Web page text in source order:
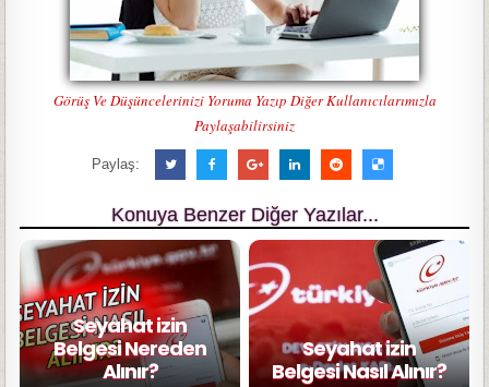
Görüş Ve Düşüncelerinizi Yoruma Yazıp Diğer Kullanıcılarımızla
Paylaşabilirsiniz
Paylaş:
Konuya Benzer Diğer Yazılar...
Seyahat izin
Belgesi Nereden
Alınır?
Seyahat izin
Belgesi Nasıl Alınır?